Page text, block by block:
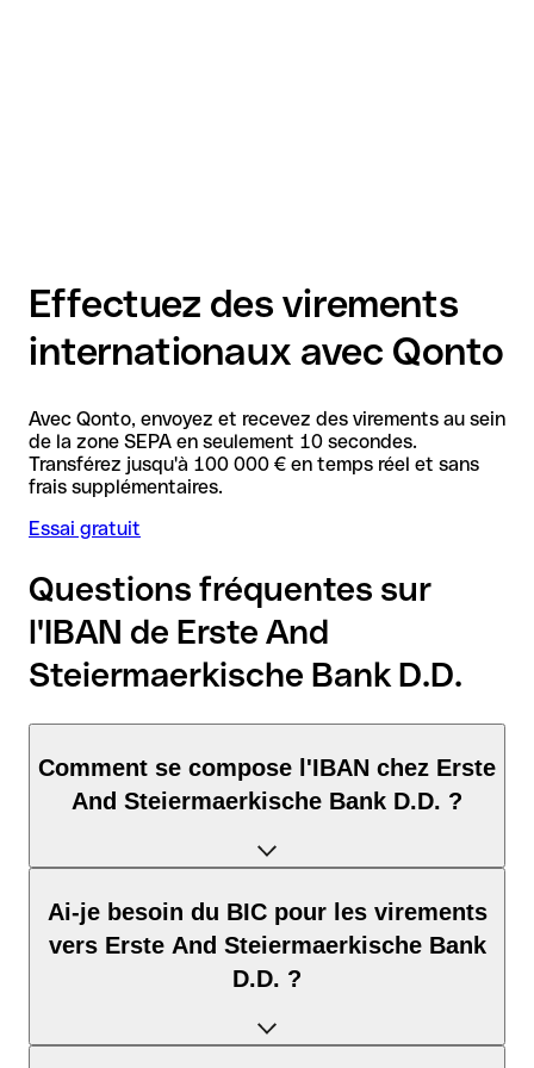
Effectuez des virements
internationaux avec Qonto
Avec Qonto, envoyez et recevez des virements au sein
de la zone SEPA en seulement 10 secondes.
Transférez jusqu'à 100 000 € en temps réel et sans
frais supplémentaires.
Essai gratuit
Questions fréquentes sur
l'IBAN de Erste And
Steiermaerkische Bank D.D.
Comment se compose l'IBAN chez Erste
And Steiermaerkische Bank D.D. ?
L'IBAN en Croatie se compose exactement de 21 caractères
et comprend trois éléments :
Code pays (positions 1–2) : HR identifie Croatie selon la
Clé de contrôle (positions 3–4) : permet de vérifier
Ai-je besoin du BIC pour les virements
vers Erste And Steiermaerkische Bank
D.D. ?